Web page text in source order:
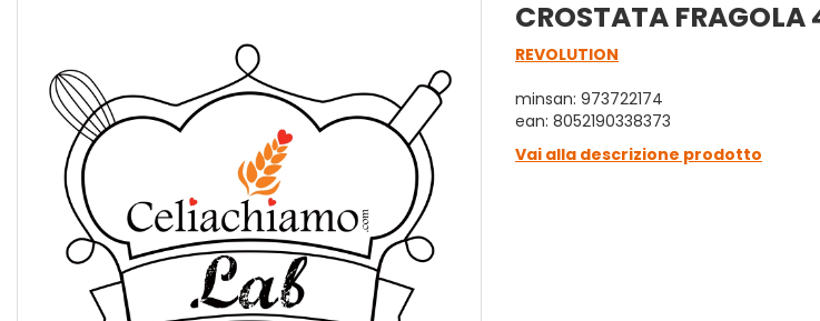
CROSTATA FRAGOLA
REVOLUTION
minsan: 973722174
ean: 8052190338373
Vai alla descrizione prodotto